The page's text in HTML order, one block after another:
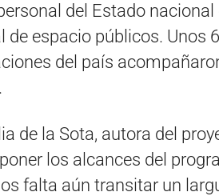
del Estado
de espacio públicos. Unos
del país
de la Sota, autora del
los alcances del
falta aún transitar un